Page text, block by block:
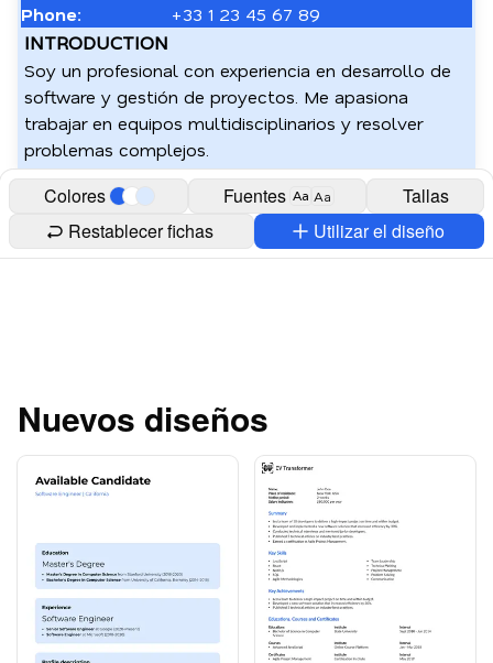
Phone:
+33 1 23 45 67 89
INTRODUCTION
Soy un profesional con experiencia en desarrollo de
software y gestión de proyectos. Me apasiona
trabajar en equipos multidisciplinarios y resolver
problemas complejos.
Colores Fuentes Aa Aa
Tallas
Restablecer fichas
Utilizar el diseño
Nuevos diseños